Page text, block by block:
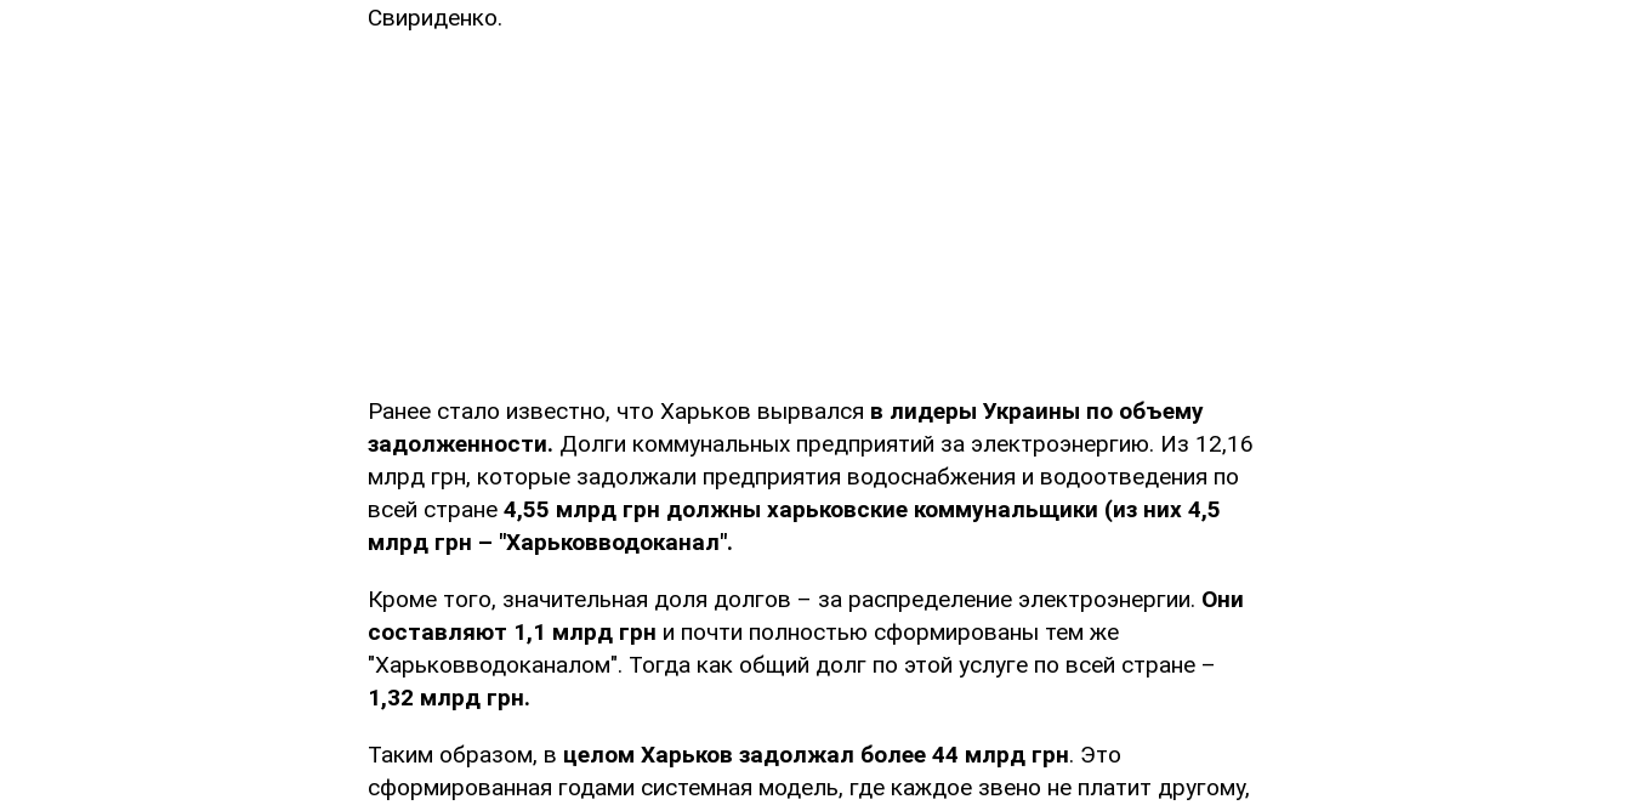
Свириденко.
Ранее стало известно, что Харьков вырвался в лидеры Украины по объему
задолженности. Долги коммунальных предприятий за электроэнергию. Из 12,16
млрд грн, которые задолжали предприятия водоснабжения и водоотведения по
всей стране 4,55 млрд грн должны харьковские коммунальщики (из них 4,5
млрд грн – "Харьковводоканал".
Кроме того, значительная доля долгов – за распределение электроэнергии. Они
составляют 1,1 млрд грн и почти полностью сформированы тем же
"Харьковводоканалом". Тогда как общий долг по этой услуге по всей стране –
1,32 млрд грн.
Таким образом, в целом Харьков задолжал более 44 млрд грн. Это
сформированная годами системная модель, где каждое звено не платит другому,